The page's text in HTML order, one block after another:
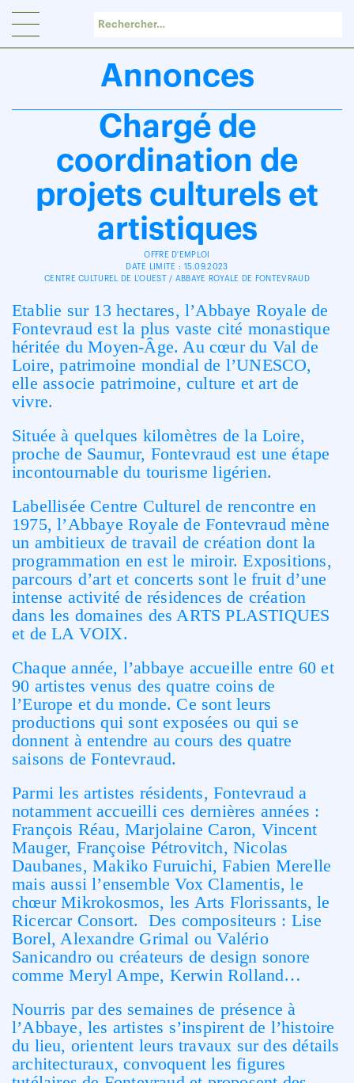
Annonces
Chargé de
coordination de
projets culturels et
artistiques
OFFRE D'EMPLOI
DATE LIMITE : 15.09.2023
CENTRE CULTUREL DE L’OUEST / ABBAYE ROYALE DE FONTEVRAUD
Etablie sur 13 hectares, l’Abbaye Royale de
Fontevraud est la plus vaste cité monastique
héritée du Moyen-Âge. Au cœur du Val de
Loire, patrimoine mondial de l’UNESCO,
elle associe patrimoine, culture et art de
vivre.
Située à quelques kilomètres de la Loire,
proche de Saumur, Fontevraud est une étape
incontournable du tourisme ligérien.
Labellisée Centre Culturel de rencontre en
1975, l’Abbaye Royale de Fontevraud mène
un ambitieux de travail de création dont la
programmation en est le miroir. Expositions,
parcours d’art et concerts sont le fruit d’une
intense activité de résidences de création
dans les domaines des ARTS PLASTIQUES
et de LA VOIX.
Chaque année, l’abbaye accueille entre 60 et
90 artistes venus des quatre coins de
l’Europe et du monde. Ce sont leurs
productions qui sont exposées ou qui se
donnent à entendre au cours des quatre
saisons de Fontevraud.
Parmi les artistes résidents, Fontevraud a
notamment accueilli ces dernières années :
François Réau, Marjolaine Caron, Vincent
Mauger, Françoise Pétrovitch, Nicolas
Daubanes, Makiko Furuichi, Fabien Merelle
mais aussi l’ensemble Vox Clamentis, le
chœur Mikrokosmos, les Arts Florissants, le
Ricercar Consort. Des compositeurs : Lise
Borel, Alexandre Grimal ou Valério
Sanicandro ou créateurs de design sonore
comme Meryl Ampe, Kerwin Rolland…
Nourris par des semaines de présence à
l’Abbaye, les artistes s’inspirent de l’histoire
du lieu, orientent leurs travaux sur des détails
architecturaux, convoquent les figures